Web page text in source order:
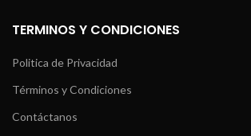
TERMINOS Y CONDICIONES
Politica de Privacidad
Términos y Condiciones
Contáctanos